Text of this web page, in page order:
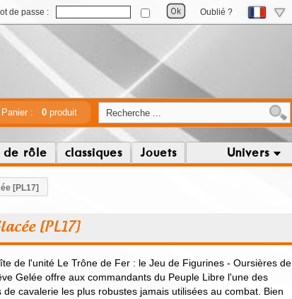
de passe : Oublié ?
Panier : 0produit
de rôle classiques Jouets Univers
[PL17]
[PL17]
de l'unité Le Trône de Fer : le Jeu de Figurines - Oursières de
Gelée offre aux commandants du Peuple Libre l'une des
de cavalerie les plus robustes jamais utilisées au combat. Bien